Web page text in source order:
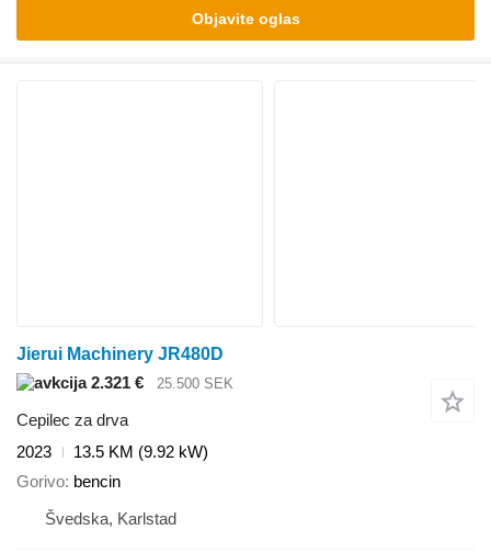
Objavite oglas
Jierui Machinery JR480D
2.321 €
25.500 SEK
Cepilec za drva
2023
13.5 KM (9.92 kW)
Gorivo bencin
Švedska, Karlstad